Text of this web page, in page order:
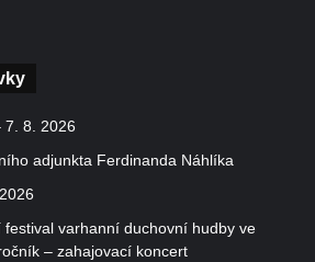
7. 8. 2026
adjunkta Ferdinanda Náhlíka
varhanní duchovní hudby ve
– zahajovací koncert